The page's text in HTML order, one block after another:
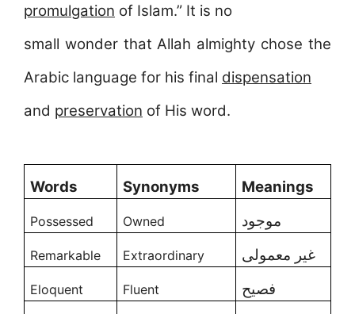
promulgation of Islam.” It is no
small wonder that Allah almighty chose the
Arabic language for his final dispensation
and preservation of His word.
Words Synonyms Meanings
Possessed Owned موجود
Remarkable Extraordinary غیر معمولی
Eloquent Fluent فصیح